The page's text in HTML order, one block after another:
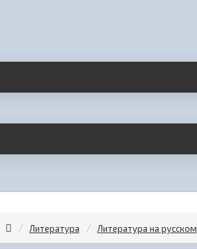
Литература Литература на русском